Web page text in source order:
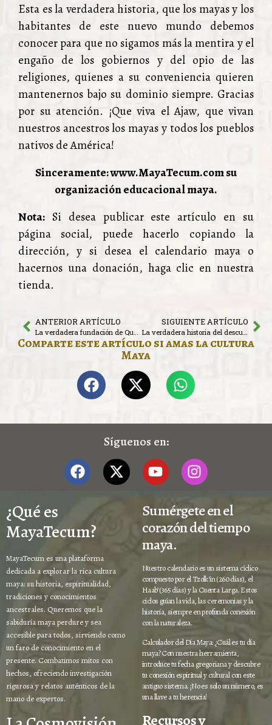
Esta es la verdadera historia, que los mayas y los
habitantes de este nuevo mundo debemos
conocer para que no sigamos más la mentira y el
engaño de los gobiernos y del opio de las
religiones, quienes a su conveniencia quieren
mantenernos bajo su dominio siempre. Gracias
por su atención. ¡Que viva el Ajaw, que vivan
nuestros ancestros los mayas y todos los pueblos
nativos de América!
Sinceramente: www.MayaTecum.com su
organización educacional maya.
Nota: Si desea publicar este artículo en su
página social, puede hacerlo copiando la
dirección, y si desea el calendario maya o
hacernos una donación, haga clic en nuestra
tienda.
ANTERIOR ARTÍCULO SIGUIENTE ARTÍCULO
Comparte este artículo si amas la cultura
Maya
Síguenos en:
¿Qué es
MayaTecum?
MayaTecum es una plataforma
dedicada a explorar la rica cultura
maya: su historia, espiritualidad,
tradiciones y conocimientos
ancestrales. Queremos que la
sabiduría maya perdure y sea
accesible para todos, sirviendo como
un faro de conocimiento en el
presente. Combatimos mitos con
hechos, ofreciendo investigación
rigurosa y relatos auténticos de la
mano de expertos.
Sumérgete en el
corazón del tiempo
maya.
Nuestro calendario es un sistema cíclico
compuesto por el Tzolk’in (260 días), el
Haab’ (365 días) y la Cuenta Larga. Estos
ciclos guían la vida, las ceremonias y la
historia, siempre en profunda conexión
con la naturaleza.
Calculador del Día Maya: ¿Cuál es tu día
maya? Con nuestra herramienta,
introduce tu fecha gregoriana y descubre
tu conexión espiritual y cultural con este
antiguo sistema. ¡No es solo un número, es
una llave a tu herencia!
Recursos y